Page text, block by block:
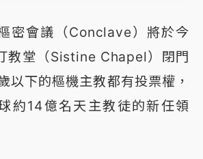
密會議（Conclave）將於今
教堂（Sistine Chapel）閉門
以下的樞機主教都有投票權，
約14億名天主教徒的新任領